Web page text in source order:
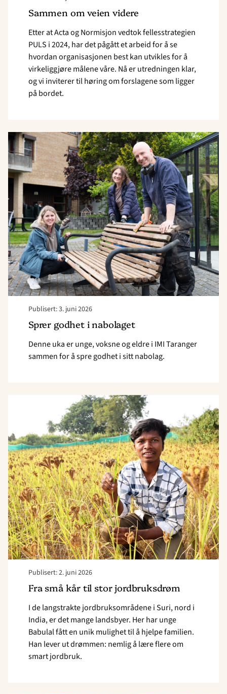
Sammen om veien videre
Etter at Acta og Normisjon vedtok fellesstrategien
PULS i 2024, har det pågått et arbeid for å se
hvordan organisasjonen best kan utvikles for å
virkeliggjøre målene våre. Nå er utredningen klar,
og vi inviterer til høring om forslagene som ligger
på bordet.
Publisert: 3. juni 2026
Sprer godhet i nabolaget
Denne uka er unge, voksne og eldre i IMI Taranger
sammen for å spre godhet i sitt nabolag.
Read
article
"Sprer
godhet
i
nabolaget "
Publisert: 2. juni 2026
Fra små kår til stor jordbruksdrøm
I de langstrakte jordbruksområdene i Suri, nord i
India, er det mange landsbyer. Her har unge
Babulal fått en unik mulighet til å hjelpe familien.
Han lever ut drømmen: nemlig å lære flere om
smart jordbruk.
Read
article
"Fra
små
kår
til
stor
jordbruksdrøm"